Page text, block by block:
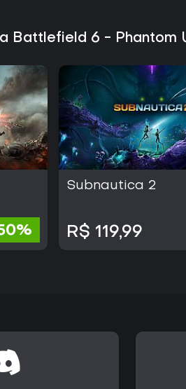
Battlefield 6 - Phantom
Subnautica 2
R$ 119,99